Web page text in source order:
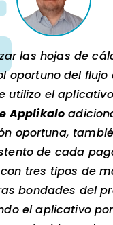
las hojas de
oportuno del flujo
utilizo el aplicativo
Applikalo
oportuna,
de cada
tres tipos de
bondades del
el aplicativo